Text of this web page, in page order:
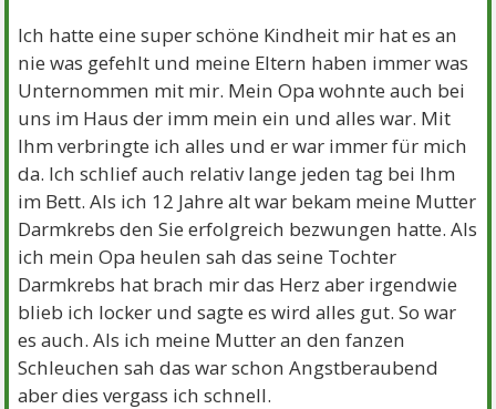
Ich hatte eine super schöne Kindheit mir hat es an
nie was gefehlt und meine Eltern haben immer was
Unternommen mit mir. Mein Opa wohnte auch bei
uns im Haus der imm mein ein und alles war. Mit
Ihm verbringte ich alles und er war immer für mich
da. Ich schlief auch relativ lange jeden tag bei Ihm
im Bett. Als ich 12 Jahre alt war bekam meine Mutter
Darmkrebs den Sie erfolgreich bezwungen hatte. Als
ich mein Opa heulen sah das seine Tochter
Darmkrebs hat brach mir das Herz aber irgendwie
blieb ich locker und sagte es wird alles gut. So war
es auch. Als ich meine Mutter an den fanzen
Schleuchen sah das war schon Angstberaubend
aber dies vergass ich schnell.